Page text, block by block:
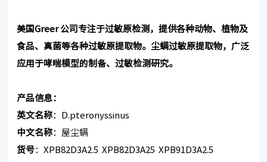
美国Greer 公司专注于过敏原检测，提供各种动物、植物及
食品、真菌等各种过敏原提取物。尘螨过敏原提取物，广泛
应用于哮喘模型的制备、过敏检测研究。
产品信息：
英文名称 ：D.pteronyssinus
中文名称 ：屋尘螨
货号 ：XPB82D3A2.5 XPB82D3A25 XPB91D3A2.5